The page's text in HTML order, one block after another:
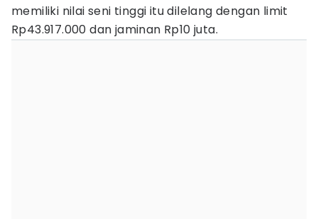
memiliki nilai seni tinggi itu dilelang dengan limit
Rp43.917.000 dan jaminan Rp10 juta.